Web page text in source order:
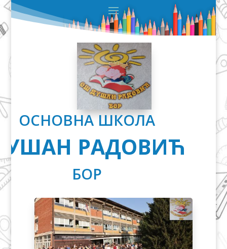
ОСНОВНА ШКОЛА
РАДОВИЋ
БОР